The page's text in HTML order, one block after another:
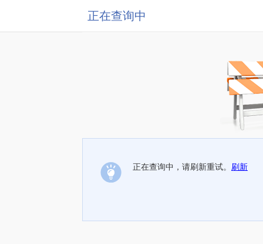
正在查询中
正在查询中，请刷新重试。 刷新